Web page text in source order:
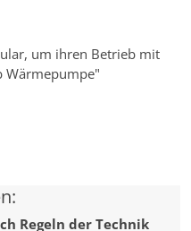
um ihren Betrieb mit
Wärmepumpe"
Regeln der Technik